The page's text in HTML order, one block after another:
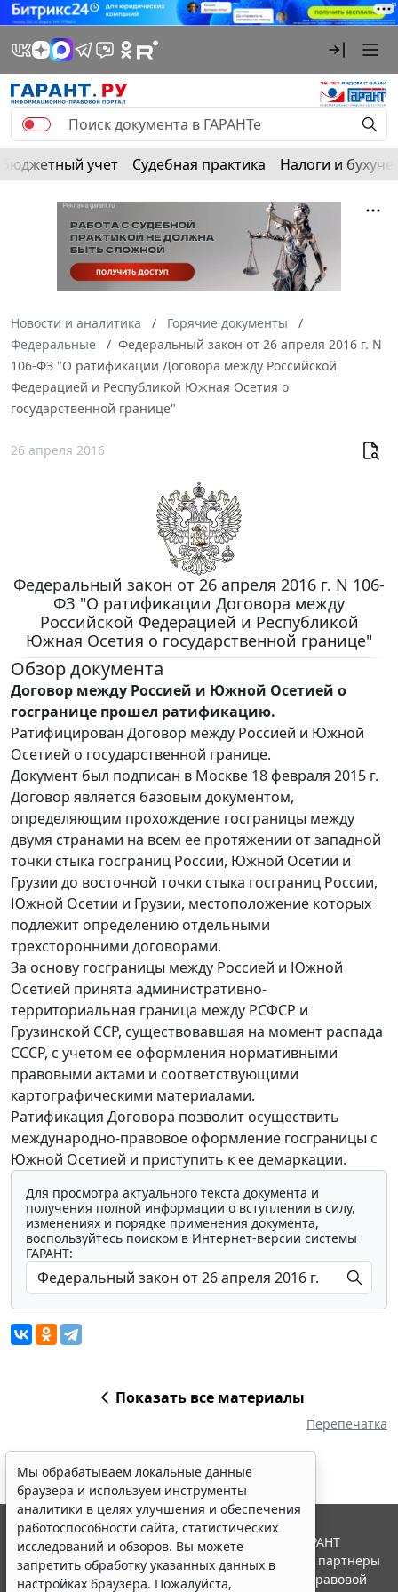
Бюджетный учет Судебная практика Налоги и
Новости и аналитика
Горячие документы
Федеральные
Федеральный закон от 26 апреля 2016 г. N
106-ФЗ "О ратификации Договора между Российской
Федерацией и Республикой Южная Осетия о
государственной границе"
26 апреля 2016
Федеральный закон от 26 апреля 2016 г. N 106-
ФЗ "О ратификации Договора между
Российской Федерацией и Республикой
Южная Осетия о государственной границе"
Обзор документа
Договор между Россией и Южной Осетией о
госгранице прошел ратификацию.
Ратифицирован Договор между Россией и Южной
Осетией о государственной границе.
Документ был подписан в Москве 18 февраля 2015 г.
Договор является базовым документом,
определяющим прохождение госграницы между
двумя странами на всем ее протяжении от западной
точки стыка госграниц России, Южной Осетии и
Грузии до восточной точки стыка госграниц России,
Южной Осетии и Грузии, местоположение которых
подлежит определению отдельными
трехсторонними договорами.
За основу госграницы между Россией и Южной
Осетией принята административно-
территориальная граница между РСФСР и
Грузинской ССР, существовавшая на момент распада
СССР, с учетом ее оформления нормативными
правовыми актами и соответствующими
картографическими материалами.
Ратификация Договора позволит осуществить
международно-правовое оформление госграницы с
Южной Осетией и приступить к ее демаркации.
Для просмотра актуального текста документа и
получения полной информации о вступлении в силу,
изменениях и порядке применения документа,
воспользуйтесь поиском в Интернет-версии системы
ГАРАНТ:
Показать все материалы
Перепечатка
Мы обрабатываем локальные данные
браузера и используем инструменты
аналитики в целях улучшения и обеспечения
работоспособности сайта, статистических
исследований и обзоров. Вы можете
запретить обработку указанных данных в
настройках браузера. Пожалуйста,
© ООО "НПП "ГАРАНТ-СЕРВИС", 2026. Система ГАРАНТ
выпускается с 1990 года. Компания "Гарант" и ее партнеры
являются участниками Российской ассоциации правовой